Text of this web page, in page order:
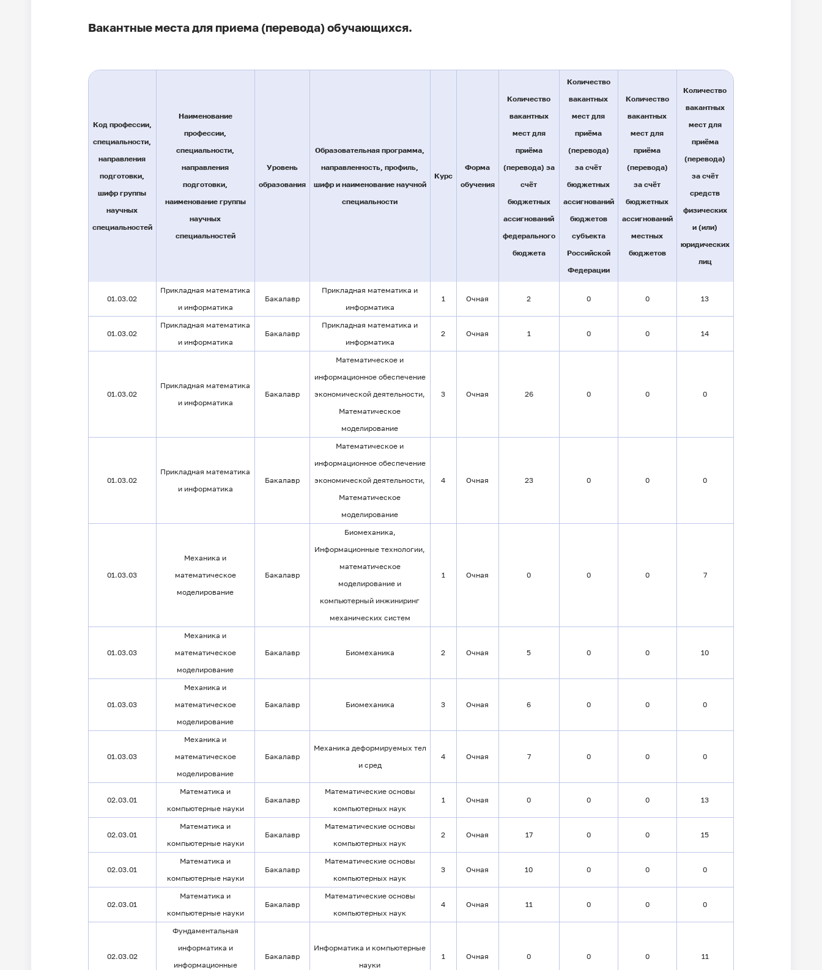
Вакантные места для приема (перевода) обучающихся.
Код профессии,
специальности,
направления
подготовки,
шифр группы
научных
специальностей
Наименование
профессии,
специальности,
направления
подготовки,
наименование группы
научных
специальностей
Уровень
образования
Образовательная программа,
направленность, профиль,
шифр и наименование научной
специальности
Курс
Форма
обучения
Количество
вакантных
мест для
приёма
(перевода) за
счёт
бюджетных
ассигнований
федерального
бюджета
Количество
вакантных
мест для
приёма
(перевода)
за счёт
бюджетных
ассигнований
бюджетов
субъекта
Российской
Федерации
Количество
вакантных
мест для
приёма
(перевода)
за счёт
бюджетных
ассигнований
местных
бюджетов
Количество
вакантных
мест для
приёма
(перевода)
за счёт
средств
физических
и (или)
юридических
лиц
01.03.02
Прикладная математика
и информатика
Бакалавр
Прикладная математика и
информатика
1 Очная 2 0 0 13
01.03.02
Прикладная математика
и информатика
Бакалавр
Прикладная математика и
информатика
2 Очная 1 0 0 14
01.03.02
Прикладная математика
и информатика
Бакалавр
Математическое и
информационное обеспечение
экономической деятельности,
Математическое
моделирование
3 Очная 26 0 0 0
01.03.02
Прикладная математика
и информатика
Бакалавр
Математическое и
информационное обеспечение
экономической деятельности,
Математическое
моделирование
4 Очная 23 0 0 0
01.03.03
Механика и
математическое
моделирование
Бакалавр
Биомеханика,
Информационные технологии,
математическое
моделирование и
компьютерный инжиниринг
механических систем
1 Очная 0 0 0 7
01.03.03
Механика и
математическое
моделирование
Бакалавр Биомеханика 2 Очная 5 0 0 10
01.03.03
Механика и
математическое
моделирование
Бакалавр Биомеханика 3 Очная 6 0 0 0
01.03.03
Механика и
математическое
моделирование
Бакалавр
Механика деформируемых тел
и сред
4 Очная 7 0 0 0
02.03.01
Математика и
компьютерные науки
Бакалавр
Математические основы
компьютерных наук
1 Очная 0 0 0 13
02.03.01
Математика и
компьютерные науки
Бакалавр
Математические основы
компьютерных наук
2 Очная 17 0 0 15
02.03.01
Математика и
компьютерные науки
Бакалавр
Математические основы
компьютерных наук
3 Очная 10 0 0 0
02.03.01
Математика и
компьютерные науки
Бакалавр
Математические основы
компьютерных наук
4 Очная 11 0 0 0
02.03.02
Фундаментальная
информатика и
информационные
Бакалавр
Информатика и компьютерные
науки
1 Очная 0 0 0 11